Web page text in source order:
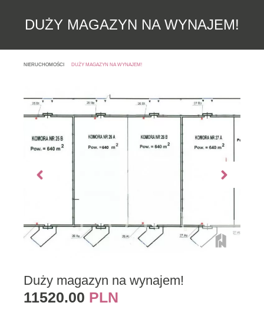
DUŻY MAGAZYN NA WYNAJEM!
NIERUCHOMOŚCI DUŻY MAGAZYN NA WYNAJEM!
Duży magazyn na wynajem!
11520.00 PLN